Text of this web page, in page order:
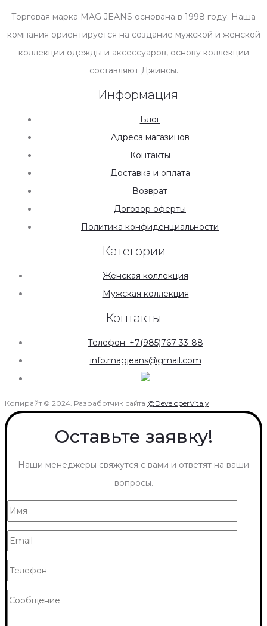
Торговая марка MAG JEANS основана в 1998 году. Наша
компания ориентируется на создание мужской и женской
коллекции одежды и аксессуаров, основу коллекции
составляют Джинсы.
Информация
Блог
Адреса магазинов
Контакты
Доставка и оплата
Возврат
Договор оферты
Политика конфиденциальности
Категории
Женская коллекция
Мужская коллекция
Контакты
Телефон: +7(985)767-33-88
info.magjeans@gmail.com
Копирайт © 2024. Разработчик сайта @DeveloperVitaly
Оставьте заявку!
Наши менеджеры свяжутся с вами и ответят на ваши
вопросы.